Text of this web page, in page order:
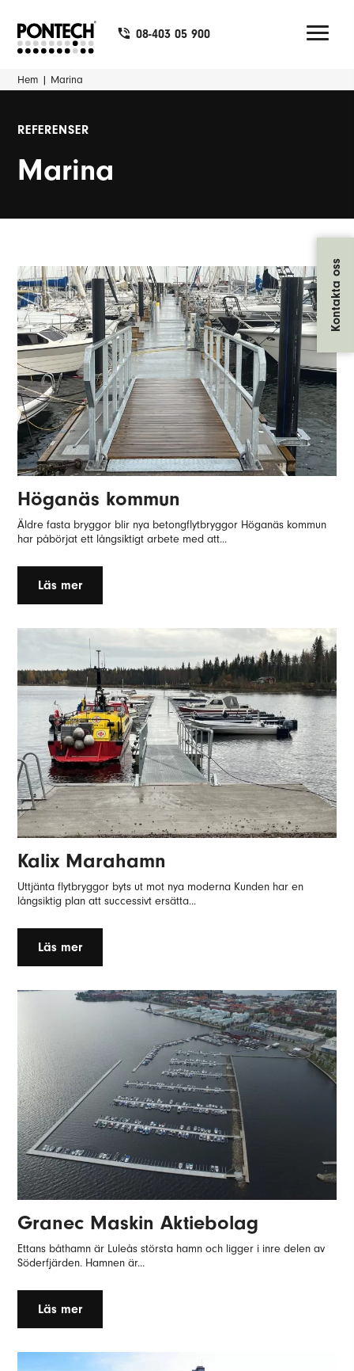
08-403 05 900
Hem | Marina
REFERENSER
Marina
Höganäs kommun
Äldre fasta bryggor blir nya betongflytbryggor Höganäs kommun
har påbörjat ett långsiktigt arbete med att...
Läs mer
Kalix Marahamn
Uttjänta flytbryggor byts ut mot nya moderna Kunden har en
långsiktig plan att successivt ersätta...
Läs mer
Granec Maskin Aktiebolag
Ettans båthamn är Luleås största hamn och ligger i inre delen av
Söderfjärden. Hamnen är...
Läs mer
Kontakta oss